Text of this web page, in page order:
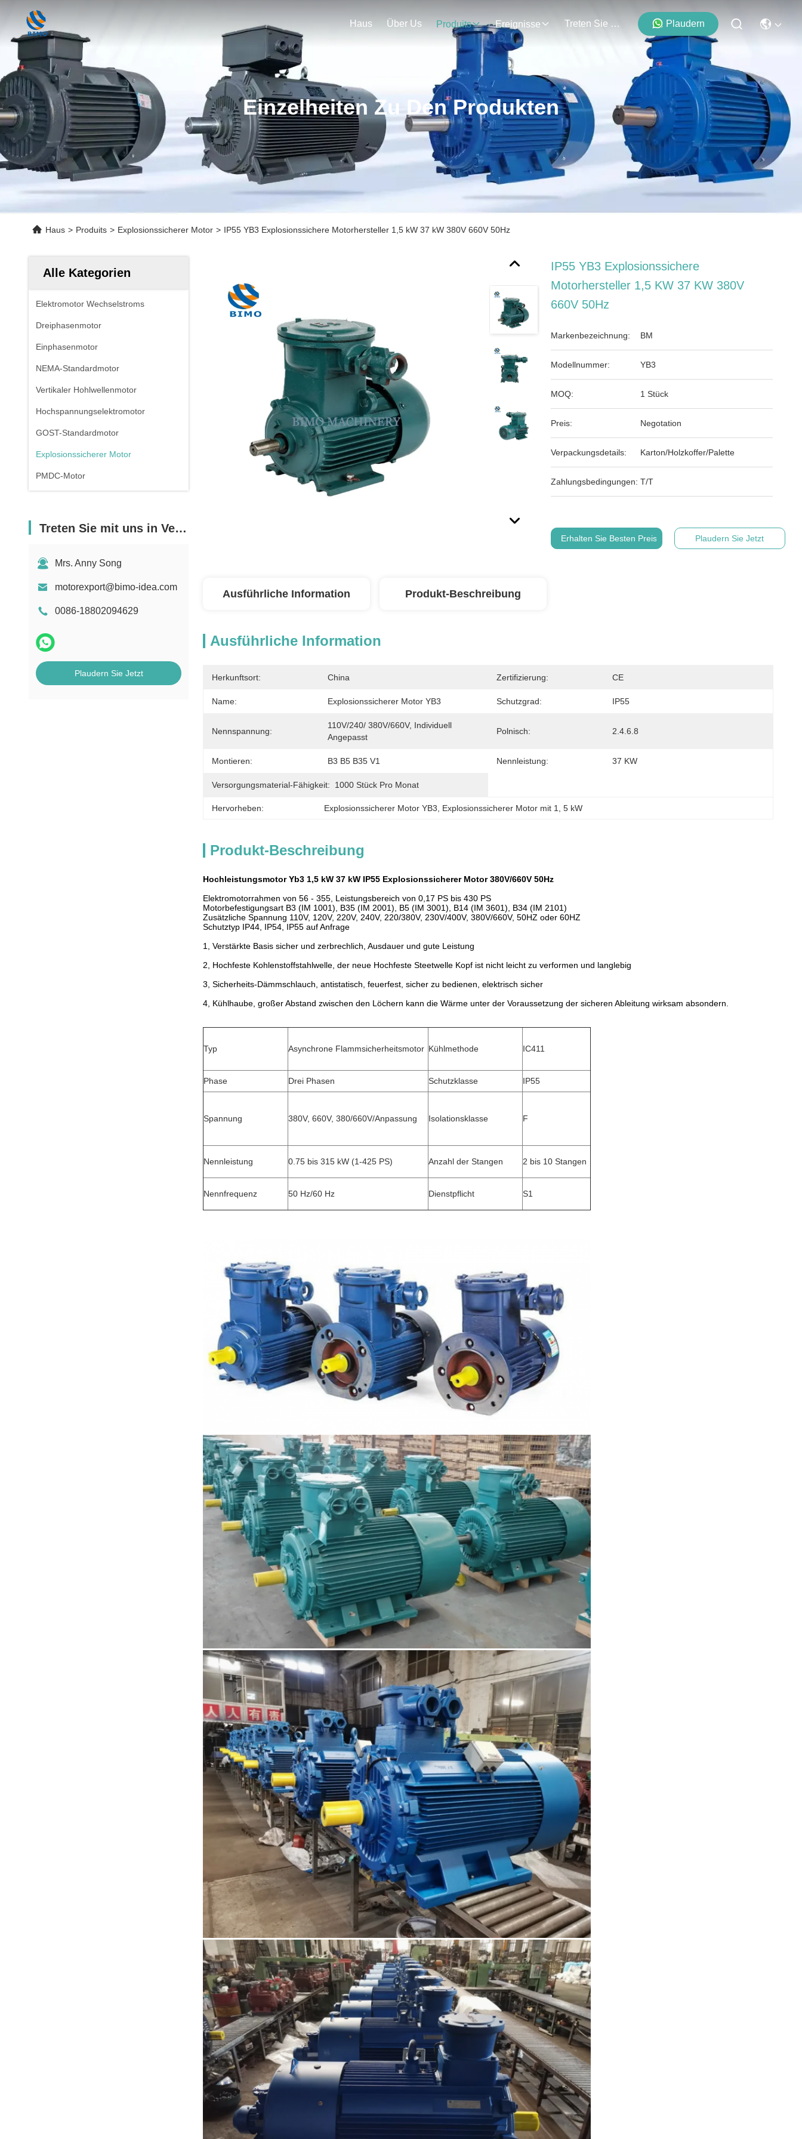
Haus Über Us Produits Ereignisse Treten Sie Mit Uns In Verbindung Plaudern
Einzelheiten Zu Den Produkten
Haus > Produits > Explosionssicherer Motor > IP55 YB3 Explosionssichere Motorhersteller 1,5 kW 37 kW 380V 660V 50Hz
Alle Kategorien
Elektromotor Wechselstroms
Dreiphasenmotor
Einphasenmotor
NEMA-Standardmotor
Vertikaler Hohlwellenmotor
Hochspannungselektromotor
GOST-Standardmotor
Explosionssicherer Motor
PMDC-Motor
Treten Sie mit uns in Verbindung
Mrs. Anny Song
motorexport@bimo-idea.com
0086-18802094629
Plaudern Sie Jetzt
IP55 YB3 Explosionssichere
Motorhersteller 1,5 KW 37 KW 380V
660V 50Hz
Markenbezeichnung: BM
Modellnummer: YB3
MOQ: 1 Stück
Preis: Negotation
Verpackungsdetails: Karton/Holzkoffer/Palette
Zahlungsbedingungen: T/T
Erhalten Sie Besten Preis Plaudern Sie Jetzt
Ausführliche Information Produkt-Beschreibung
Ausführliche Information
Herkunftsort: China Zertifizierung: CE
Name: Explosionssicherer Motor YB3 Schutzgrad: IP55
Nennspannung:
110V/240/ 380V/660V, Individuell
Angepasst
Polnisch: 2.4.6.8
Montieren: B3 B5 B35 V1 Nennleistung: 37 KW
Versorgungsmaterial-Fähigkeit: 1000 Stück Pro Monat
Hervorheben: Explosionssicherer Motor YB3 Explosionssicherer Motor mit 1 , 5 kW
Produkt-Beschreibung
Hochleistungsmotor Yb3 1,5 kW 37 kW IP55 Explosionssicherer Motor 380V/660V 50Hz
Elektromotorrahmen von 56 - 355, Leistungsbereich von 0,17 PS bis 430 PS
Motorbefestigungsart B3 (IM 1001), B35 (IM 2001), B5 (IM 3001), B14 (IM 3601), B34 (IM 2101)
Zusätzliche Spannung 110V, 120V, 220V, 240V, 220/380V, 230V/400V, 380V/660V, 50HZ oder 60HZ
Schutztyp IP44, IP54, IP55 auf Anfrage
1, Verstärkte Basis sicher und zerbrechlich, Ausdauer und gute Leistung
2, Hochfeste Kohlenstoffstahlwelle, der neue Hochfeste Steetwelle Kopf ist nicht leicht zu verformen und langlebig
3, Sicherheits-Dämmschlauch, antistatisch, feuerfest, sicher zu bedienen, elektrisch sicher
4, Kühlhaube, großer Abstand zwischen den Löchern kann die Wärme unter der Voraussetzung der sicheren Ableitung wirksam absondern.
Typ Asynchrone Flammsicherheitsmotor Kühlmethode IC411
Phase Drei Phasen Schutzklasse IP55
Spannung 380V, 660V, 380/660V/Anpassung Isolationsklasse F
Nennleistung 0.75 bis 315 kW (1-425 PS) Anzahl der Stangen 2 bis 10 Stangen
Nennfrequenz 50 Hz/60 Hz Dienstpflicht S1